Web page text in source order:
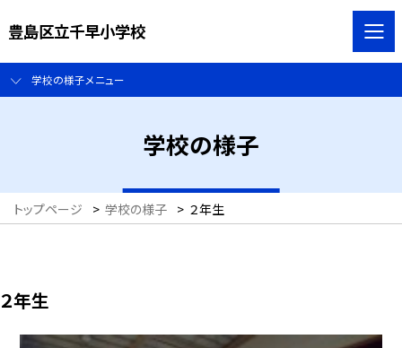
豊島区立千早小学校
学校の様子メニュー
学校の様子
トップページ > 学校の様子 > ２年生
２年生